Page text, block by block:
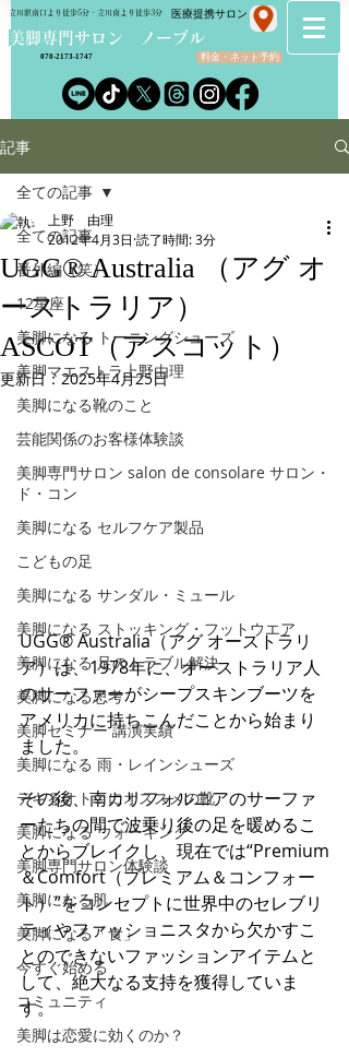
​美脚専門サロン ノーブル
立川駅南口より徒歩5分・立川南より徒歩3分
料金・ネット予約
070-2173-1747
​医療提携サロン
記事
全ての記事
番外編（笑）
12星座
美脚になる トーニングシューズ
美脚マエストラ上野由理
美脚になる靴のこと
芸能関係のお客様体験談
美脚専門サロン salon de consolare サロン・
ド・コン
美脚になる セルフケア製品
こどもの足
美脚になる サンダル・ミュール
美脚になる ストッキング・フットウエア
美脚になる 足のトラブル解決
美脚になる思考
美脚セミナー 講演実績
美脚になる 雨・レインシューズ
デキるオトコにオススメの靴
美脚になる ウォーキング
美脚専門サロン体験談
美脚になる肌
美脚になる「食」
今すぐ始める
コミュニティ
美脚は恋愛に効くのか？
全ての記事
UGG® Australia （アグ オ
ーストラリア）
ASCOT（アスコット）
上野 由理
2012年4月3日 読了時間: 3分
更新日：2025年4月25日
UGG® Australia（アグ オーストラリ
ア）は、1978年に、オーストラリア人
のサーファーがシープスキンブーツを
アメリカに持ちこんだことから始まり
ました。
その後、南カリフォルニアのサーファ
ーたちの間で波乗り後の足を暖めるこ
とからブレイクし、現在では“Premium
＆Comfort（プレミアム＆コンフォー
ト）”をコンセプトに世界中のセレブリ
ティやファッショニスタから欠かすこ
とのできないファッションアイテムと
して、絶大なる支持を獲得していま
す。